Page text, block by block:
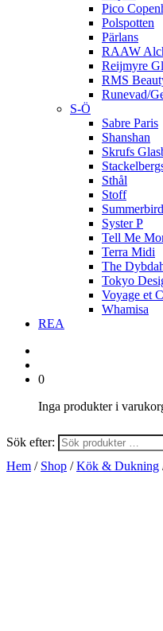
Pico
Polspotten
Pärlans
RAAW
Reijmyre
RMS
Runevad/
S-Ö
Sabre Paris
Shanshan
Skrufs
Sthål
Stoff
Summerbird
Syster P
Tell Me
Terra Midi
The
Tokyo
Voyage et
Whamisa
REA
0
Inga produkter i
Sök efter:
Hem / Shop /Kök & Dukning